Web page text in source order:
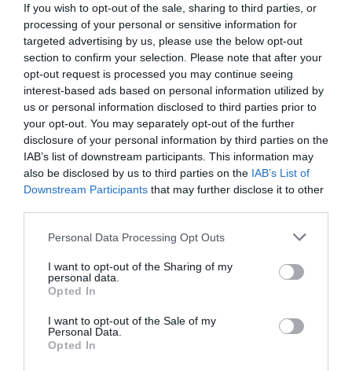
If you wish to opt-out of the sale, sharing to third parties, or
processing of your personal or sensitive information for
targeted advertising by us, please use the below opt-out
section to confirm your selection. Please note that after your
opt-out request is processed you may continue seeing
interest-based ads based on personal information utilized by
us or personal information disclosed to third parties prior to
your opt-out. You may separately opt-out of the further
disclosure of your personal information by third parties on the
IAB’s list of downstream participants. This information may
also be disclosed by us to third parties on the IAB’s List of
Downstream Participants that may further disclose it to other
Please note that this website/app uses one or more Google
not limited to your visit or usage behaviour. You may click to
grant or deny consent to Google and its third-party tags to
use your data for below specified purposes in below Google
consent section.
Personal Data Processing Opt Outs
I want to opt-out of the Sharing of my
personal data.
Opted In
I want to opt-out of the Sale of my
Personal Data.
Opted In
0,59€
+28,26%
Ver producto
EL CORTE INGLÉS
0,59€
Ver producto